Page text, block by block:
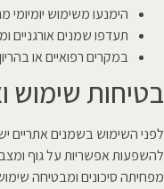
הימנעו משימוש יומיומי
תעדפו שמנים אורגניים
במקרים רפואיים או
בטיחות שימוש
לפני השימוש בשמנים אתריים
להשפעות אפשריות על גוף
מפחיתה סיכונים ומבטיחה